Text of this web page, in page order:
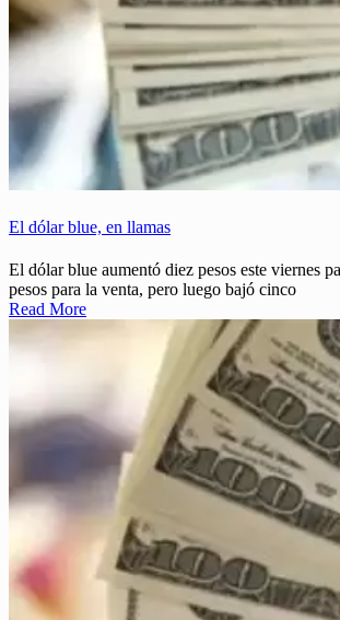
El dólar blue, en llamas
El dólar blue aumentó diez pesos este viernes
pesos para la venta, pero luego bajó cinco
Read More